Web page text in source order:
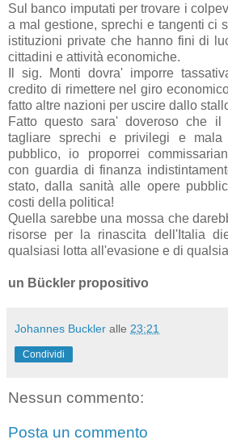
Sul banco imputati per trovare i
a mal gestione, sprechi e tangenti ci
istituzioni private che hanno fini di
cittadini e attività economiche.
Il sig. Monti dovra' imporre
credito di rimettere nel giro
fatto altre nazioni per uscire dallo
Fatto questo sara' doveroso che
tagliare sprechi e privilegi e mala
pubblico, io proporrei
con guardia di finanza
stato, dalla sanità alle opere
costi della politica!
Quella sarebbe una mossa che
risorse per la rinascita dell'Italia
qualsiasi lotta all'evasione e di
un Bückler propositivo
Johannes Buckler alle 23:21
Condividi
Nessun commento:
Posta un commento